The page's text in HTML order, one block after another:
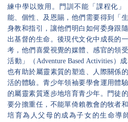
練中學以致用。門訓不能「課程化
能、個性、及恩賜，他們需要得到「
身教和指引，讓他們明白如何委身跟
出基督的生命。後現代文化中成長的
考，他們喜愛視覺的媒體、感官的領
活動」
（ Adventure Based Activities）
也有助於屬靈素質的塑造、人際關係
活的體驗。青少年領袖要學會運用體
的屬靈素質逐步地培育青少年。門徒
要分擔重任，不能單倚賴教會的牧者
培育為人父母的成為子女的生命導